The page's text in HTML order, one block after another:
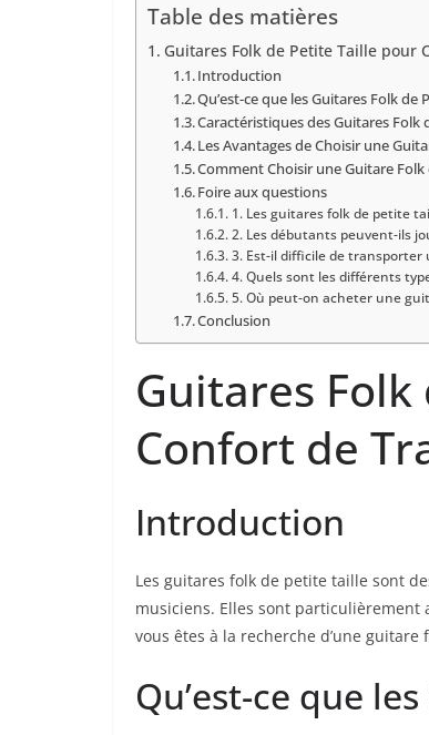
Table des matières
Guitares Folk⁣ de Petite Taille pour⁢
Introduction
Qu’est-ce que les Guitares Folk de
Caractéristiques des Guitares Folk
Les Avantages de Choisir une
Comment Choisir une Guitare Folk
Foire aux questions
1.⁤ Les guitares folk de petite
2. Les débutants peuvent-ils​
3. Est-il difficile⁣ de
4. Quels ⁢sont les différents
5. Où peut-on ⁤acheter une‍
Conclusion
Guitares
Confort‌ de
Introduction
Les guitares folk de petite taille ⁢sont
musiciens. Elles sont
vous⁢ êtes ​à la recherche d’une
Qu’est-ce que